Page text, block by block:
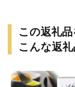
この返礼
こんな返